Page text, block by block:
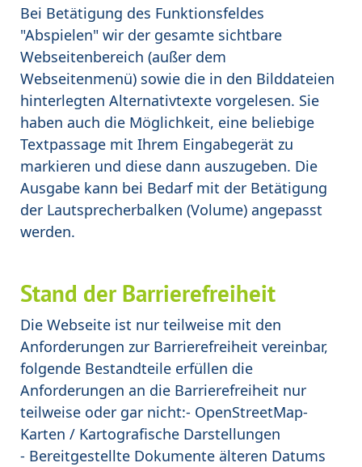
Bei Betätigung des Funktionsfeldes
"Abspielen" wir der gesamte sichtbare
Webseitenbereich (außer dem
Webseitenmenü) sowie die in den Bilddateien
hinterlegten Alternativtexte vorgelesen. Sie
haben auch die Möglichkeit, eine beliebige
Textpassage mit Ihrem Eingabegerät zu
markieren und diese dann auszugeben. Die
Ausgabe kann bei Bedarf mit der Betätigung
der Lautsprecherbalken (Volume) angepasst
werden.
Stand der Barrierefreiheit
Die Webseite ist nur teilweise mit den
Anforderungen zur Barrierefreiheit vereinbar,
folgende Bestandteile erfüllen die
Anforderungen an die Barrierefreiheit nur
teilweise oder gar nicht:- OpenStreetMap-
Karten / Kartografische Darstellungen
- Bereitgestellte Dokumente älteren Datums